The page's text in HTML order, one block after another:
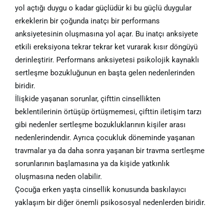
yol açtığı duygu o kadar güçlüdür ki bu güçlü duygular
erkeklerin bir çoğunda inatçı bir performans
anksiyetesinin oluşmasına yol açar. Bu inatçı anksiyete
etkili ereksiyona tekrar tekrar ket vurarak kısır döngüyü
derinleştirir. Performans anksiyetesi psikolojik kaynaklı
sertleşme bozukluğunun en başta gelen nedenlerinden
biridir.
İlişkide yaşanan sorunlar, çifttin cinsellikten
beklentilerinin örtüşüp örtüşmemesi, çifttin iletişim tarzı
gibi nedenler sertleşme bozukluklarının kişiler arası
nedenlerindendir. Ayrıca çocukluk döneminde yaşanan
travmalar ya da daha sonra yaşanan bir travma sertleşme
sorunlarının başlamasına ya da kişide yatkınlık
oluşmasına neden olabilir.
Çocuğa erken yaşta cinsellik konusunda baskılayıcı
yaklaşım bir diğer önemli psikososyal nedenlerden biridir.